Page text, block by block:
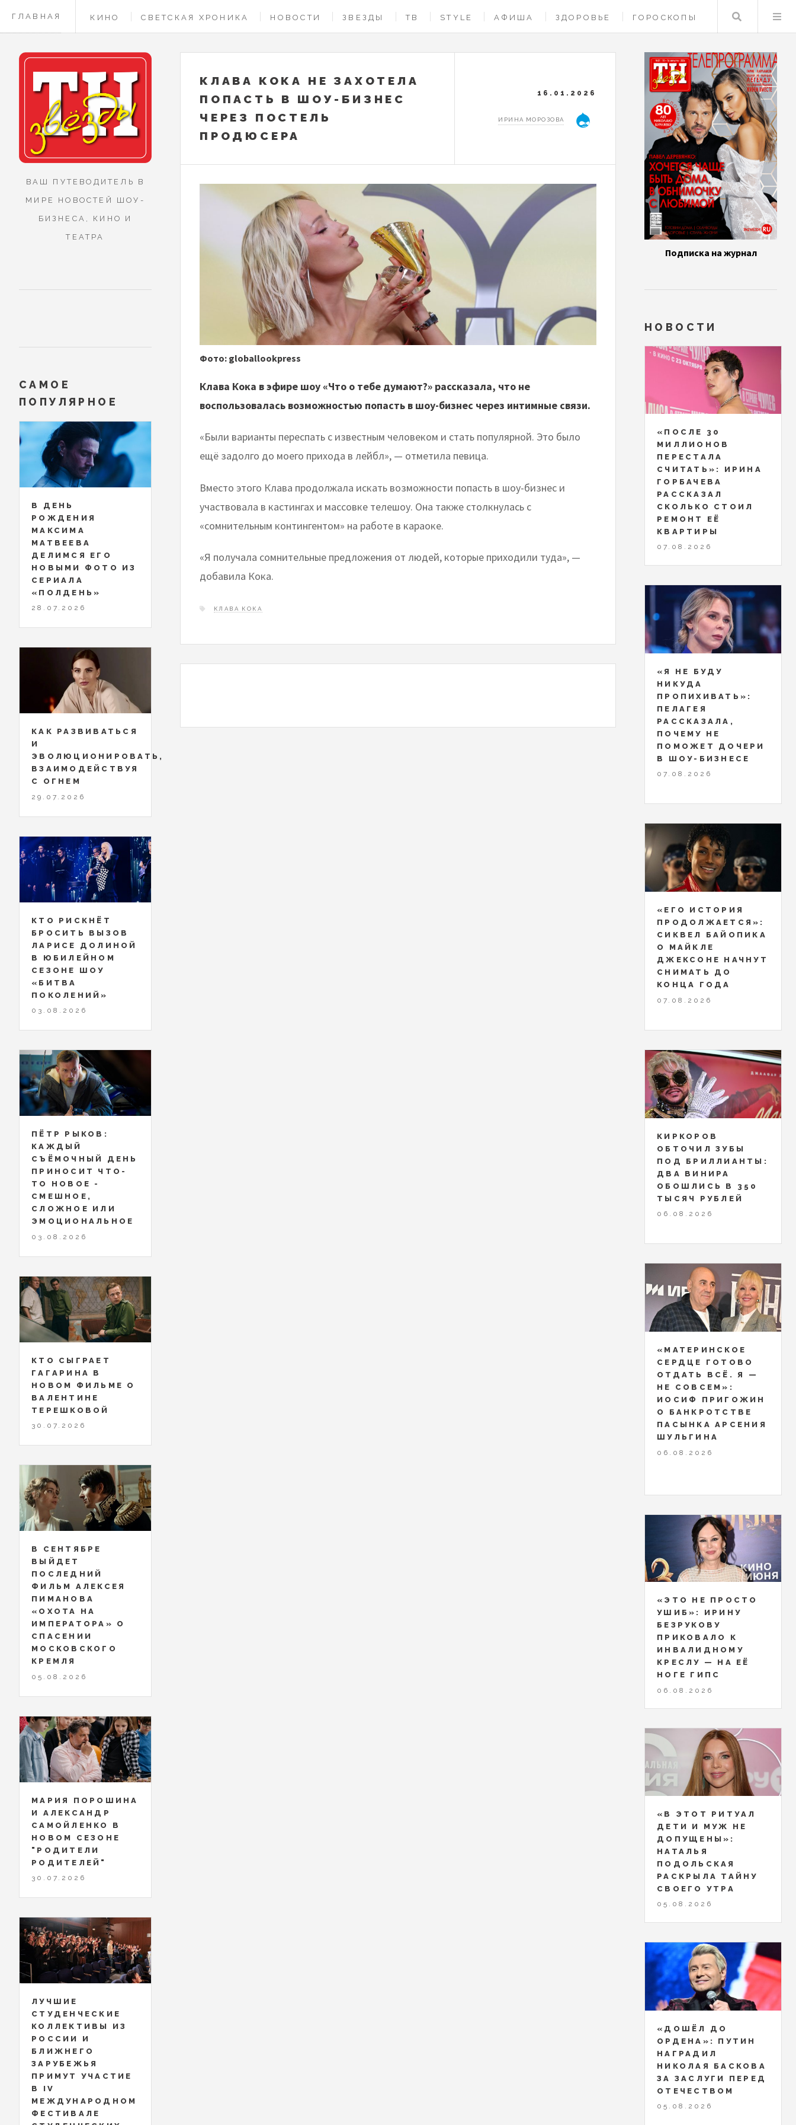
ГЛАВНАЯ КИНО СВЕТСКАЯ ХРОНИКА НОВОСТИ ЗВЕЗДЫ ТВ STYLE АФИША ЗДОРОВЬЕ ГОРОСКОПЫ
КОНТАКТЫ
Поиск
КЛАВА КОКА НЕ ЗАХОТЕЛА
ПОПАСТЬ В ШОУ-БИЗНЕС
ЧЕРЕЗ ПОСТЕЛЬ
ПРОДЮСЕРА
16.01.2026
ИРИНА МОРОЗОВА
Фото: globallookpress
Клава Кока в эфире шоу «Что о тебе думают?» рассказала, что не
воспользовалась возможностью попасть в шоу-бизнес через интимные связи.
«Были варианты переспать с известным человеком и стать популярной. Это было
ещё задолго до моего прихода в лейбл», — отметила певица.
Вместо этого Клава продолжала искать возможности попасть в шоу-бизнес и
участвовала в кастингах и массовке телешоу. Она также столкнулась с
«сомнительным контингентом» на работе в караоке.
«Я получала сомнительные предложения от людей, которые приходили туда», —
добавила Кока.
КЛАВА КОКА
ВАШ ПУТЕВОДИТЕЛЬ В
МИРЕ НОВОСТЕЙ ШОУ-
БИЗНЕСА, КИНО И
ТЕАТРА
САМОЕ
ПОПУЛЯРНОЕ
В ДЕНЬ
РОЖДЕНИЯ
МАКСИМА
МАТВЕЕВА
ДЕЛИМСЯ ЕГО
НОВЫМИ ФОТО ИЗ
СЕРИАЛА
«ПОЛДЕНЬ»
28.07.2026
КАК РАЗВИВАТЬСЯ
И
ЭВОЛЮЦИОНИРОВАТЬ,
ВЗАИМОДЕЙСТВУЯ
С ОГНЕМ
29.07.2026
КТО РИСКНЁТ
БРОСИТЬ ВЫЗОВ
ЛАРИСЕ ДОЛИНОЙ
В ЮБИЛЕЙНОМ
СЕЗОНЕ ШОУ
«БИТВА
ПОКОЛЕНИЙ»
03.08.2026
ПЁТР РЫКОВ:
КАЖДЫЙ
СЪЁМОЧНЫЙ ДЕНЬ
ПРИНОСИТ ЧТО-
ТО НОВОЕ -
СМЕШНОЕ,
СЛОЖНОЕ ИЛИ
ЭМОЦИОНАЛЬНОЕ
03.08.2026
КТО СЫГРАЕТ
ГАГАРИНА В
НОВОМ ФИЛЬМЕ О
ВАЛЕНТИНЕ
ТЕРЕШКОВОЙ
30.07.2026
В СЕНТЯБРЕ
ВЫЙДЕТ
ПОСЛЕДНИЙ
ФИЛЬМ АЛЕКСЕЯ
ПИМАНОВА
«ОХОТА НА
ИМПЕРАТОРА» О
СПАСЕНИИ
МОСКОВСКОГО
КРЕМЛЯ
05.08.2026
МАРИЯ ПОРОШИНА
И АЛЕКСАНДР
САМОЙЛЕНКО В
НОВОМ СЕЗОНЕ
"РОДИТЕЛИ
РОДИТЕЛЕЙ"
30.07.2026
ЛУЧШИЕ
СТУДЕНЧЕСКИЕ
КОЛЛЕКТИВЫ ИЗ
РОССИИ И
БЛИЖНЕГО
ЗАРУБЕЖЬЯ
ПРИМУТ УЧАСТИЕ
В IV
МЕЖДУНАРОДНОМ
ФЕСТИВАЛЕ
Подписка на журнал
НОВОСТИ
«ПОСЛЕ 30
МИЛЛИОНОВ
ПЕРЕСТАЛА
СЧИТАТЬ»: ИРИНА
ГОРБАЧЕВА
РАССКАЗАЛ
СКОЛЬКО СТОИЛ
РЕМОНТ ЕЁ
КВАРТИРЫ
07.08.2026
«Я НЕ БУДУ
НИКУДА
ПРОПИХИВАТЬ»:
ПЕЛАГЕЯ
РАССКАЗАЛА,
ПОЧЕМУ НЕ
ПОМОЖЕТ ДОЧЕРИ
В ШОУ-БИЗНЕСЕ
07.08.2026
«ЕГО ИСТОРИЯ
ПРОДОЛЖАЕТСЯ»:
СИКВЕЛ БАЙОПИКА
О МАЙКЛЕ
ДЖЕКСОНЕ НАЧНУТ
СНИМАТЬ ДО
КОНЦА ГОДА
07.08.2026
КИРКОРОВ
ОБТОЧИЛ ЗУБЫ
ПОД БРИЛЛИАНТЫ:
ДВА ВИНИРА
ОБОШЛИСЬ В 350
ТЫСЯЧ РУБЛЕЙ
06.08.2026
«МАТЕРИНСКОЕ
СЕРДЦЕ ГОТОВО
ОТДАТЬ ВСЁ. Я —
НЕ СОВСЕМ»:
ИОСИФ ПРИГОЖИН
О БАНКРОТСТВЕ
ПАСЫНКА АРСЕНИЯ
ШУЛЬГИНА
06.08.2026
«ЭТО НЕ ПРОСТО
УШИБ»: ИРИНУ
БЕЗРУКОВУ
ПРИКОВАЛО К
ИНВАЛИДНОМУ
КРЕСЛУ — НА ЕЁ
НОГЕ ГИПС
06.08.2026
«В ЭТОТ РИТУАЛ
ДЕТИ И МУЖ НЕ
ДОПУЩЕНЫ»:
НАТАЛЬЯ
ПОДОЛЬСКАЯ
РАСКРЫЛА ТАЙНУ
СВОЕГО УТРА
05.08.2026
«ДОШЁЛ ДО
ОРДЕНА»: ПУТИН
НАГРАДИЛ
НИКОЛАЯ БАСКОВА
ЗА ЗАСЛУГИ ПЕРЕД
ОТЕЧЕСТВОМ
05.08.2026